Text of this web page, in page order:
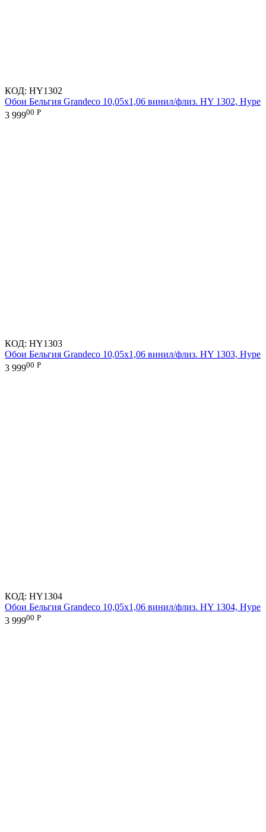
КОД: HY1302
Обои Бельгия Grandeco 10,05х1,06 винил/флиз. HY 1302, Hype
3 99900 Р
КОД: HY1303
Обои Бельгия Grandeco 10,05х1,06 винил/флиз. HY 1303, Hype
3 99900 Р
КОД: HY1304
Обои Бельгия Grandeco 10,05х1,06 винил/флиз. HY 1304, Hype
3 99900 Р